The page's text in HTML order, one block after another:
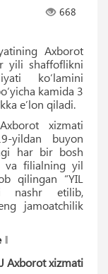
668
Axborot
yili shaffoflikni
ko‘lamini
kamida 3
e’lon qiladi.
xizmati
yildan buyon
har bir bosh
va filialning yil
qilingan “YIL
nashr etilib,
jamoatchilik
‖
Axborot xizmati